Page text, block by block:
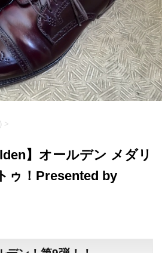
>
】オールデン メダリ
ゥ！Presented by